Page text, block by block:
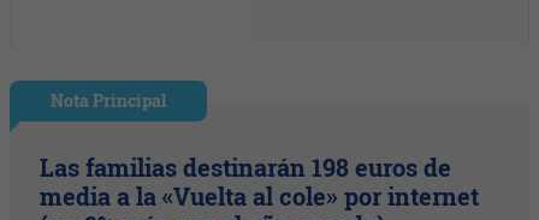
Nota Principal
Las familias destinarán 198 euros de
media a la «Vuelta al cole» por internet